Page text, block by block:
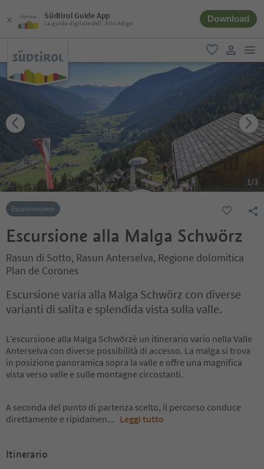
Südtirol Guide App
La guida digitale dell´Alto Adige Download
favoriti
user link
1/3
Escursionismo
Escursione alla Malga Schwörz
Rasun di Sotto, Rasun Anterselva, Regione dolomitica
Plan de Corones
Escursione varia alla Malga Schwörz con diverse
varianti di salita e splendida vista sulla valle.
L’escursione alla Malga Schwörzè un itinerario vario nella Valle
Anterselva con diverse possibilità di accesso. La malga si trova
in posizione panoramica sopra la valle e offre una magnifica
vista verso valle e sulle montagne circostanti.
A seconda del punto di partenza scelto, il percorso conduce
direttamente e ripidamen... Leggi tutto
Itinerario